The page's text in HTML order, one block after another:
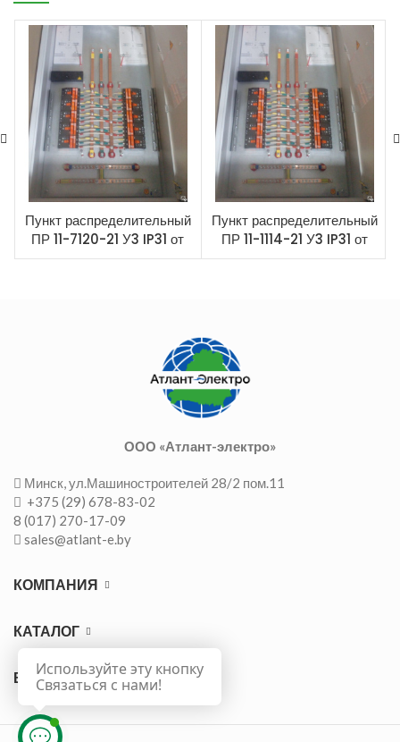
Пункт распределительный
ПР 11-7120-21 У3 IP31 от
Пункт распределительный
ПР 11-1114-21 У3 IP31 от
ООО «Атлант-электро»
Минск, ул.Машиностроителей 28/2 пом.11
+375 (29) 678-83-02
8 (017) 270-17-09
sales@atlant-e.by
КОМПАНИЯ
КАТАЛОГ
ВАЖНО
Используйте эту кнопку
Связаться с нами!